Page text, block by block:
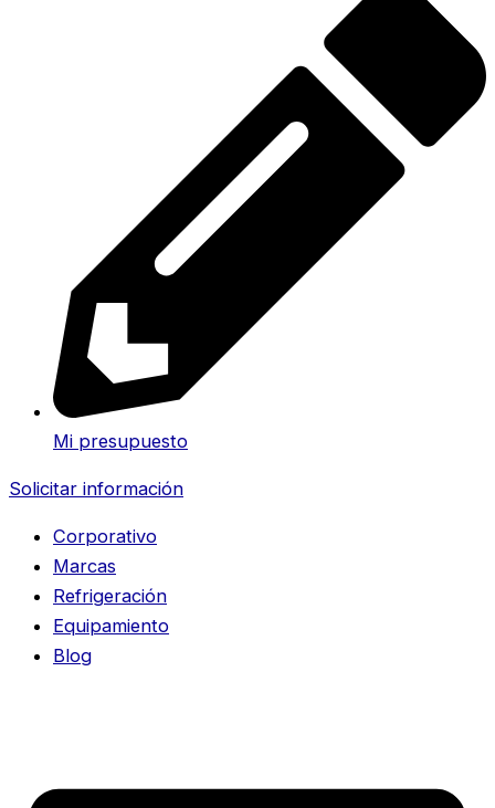
Mi presupuesto
Solicitar información
Corporativo
Marcas
Refrigeración
Equipamiento
Blog